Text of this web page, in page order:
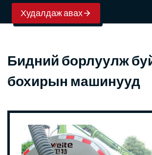
Худалдаж авах
Бидний борлуулж
бохирын машинууд